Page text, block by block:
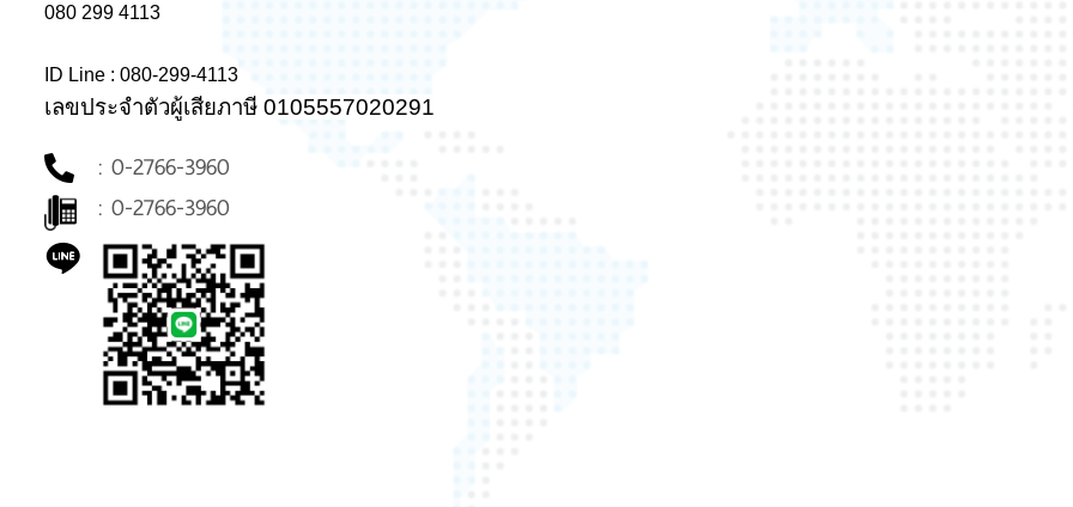
080 299 4113
ID Line : 080-299-4113
เลขประจำตัวผู้เสียภาษี 0105557020291
: 0-2766-3960
: 0-2766-3960